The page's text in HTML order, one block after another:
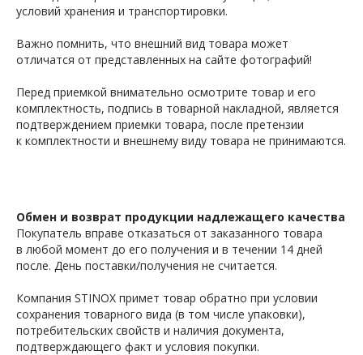
условий хранения и транспортировки.
Важно помнить, что внешний вид товара может
отличатся от представленных на сайте фотографий!
Перед приемкой внимательно осмотрите товар и его
комплектность, подпись в товарной накладной, является
подтверждением приемки товара, после претензии
к комплектности и внешнему виду товара не принимаются.
Обмен и возврат продукции надлежащего качества
Покупатель вправе отказаться от заказанного товара
в любой момент до его получения и в течении 14 дней
после. День поставки/получения не считается.
Компания STINOX примет товар обратно при условии
сохранения товарного вида (в том числе упаковки),
потребительских свойств и наличия документа,
подтверждающего факт и условия покупки.